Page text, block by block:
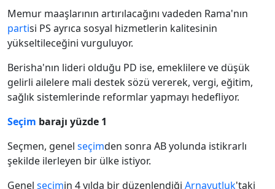
Memur maaşlarının artırılacağını vadeden Rama'nın
partisi PS ayrıca sosyal hizmetlerin kalitesinin
yükseltileceğini vurguluyor.
Berisha'nın lideri olduğu PD ise, emeklilere ve düşük
gelirli ailelere mali destek sözü vererek, vergi, eğitim,
sağlık sistemlerinde reformlar yapmayı hedefliyor.
Seçim barajı yüzde 1
Seçmen, genel seçimden sonra AB yolunda istikrarlı
şekilde ilerleyen bir ülke istiyor.
Genel seçimin 4 yılda bir düzenlendiği Arnavutluk'taki